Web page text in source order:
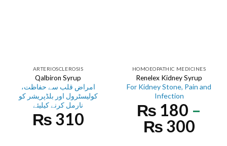
ARTERIOSCLEROSIS
Qalbiron Syrup
امراض قلب سے حفاظت،
کولیسٹرول اور بلڈپریشر کو
نارمل کرنے کیلیئے
₨ 310
HOMOEOPATHIC MEDICINES
Renelex Kidney Syrup
For Kidney Stone, Pain and
Infection
₨ 180 –
₨ 300